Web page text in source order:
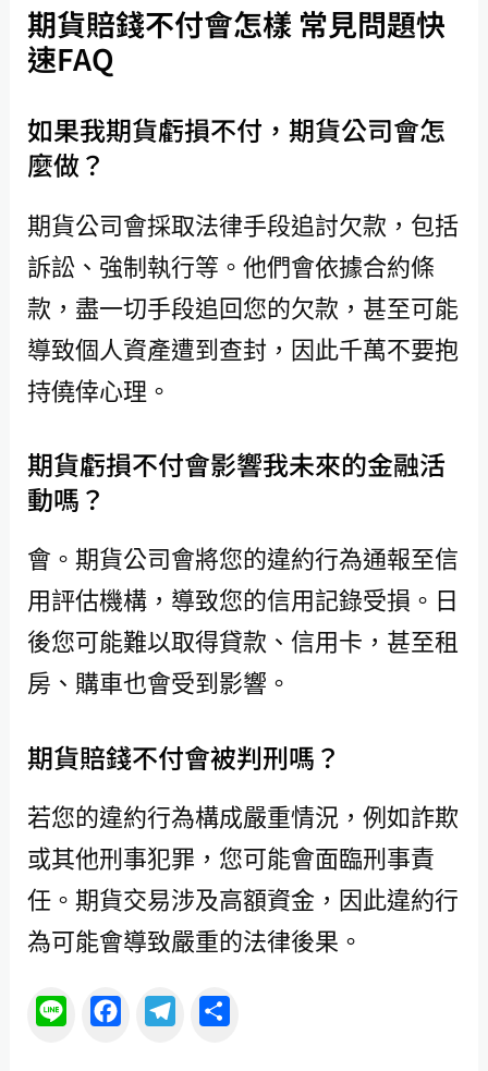
期貨賠錢不付會怎樣 常見問題快
速FAQ
如果我期貨虧損不付，期貨公司會怎
麼做？
期貨公司會採取法律手段追討欠款，包括
訴訟、強制執行等。他們會依據合約條
款，盡一切手段追回您的欠款，甚至可能
導致個人資產遭到查封，因此千萬不要抱
持僥倖心理。
期貨虧損不付會影響我未來的金融活
動嗎？
會。期貨公司會將您的違約行為通報至信
用評估機構，導致您的信用記錄受損。日
後您可能難以取得貸款、信用卡，甚至租
房、購車也會受到影響。
期貨賠錢不付會被判刑嗎？
若您的違約行為構成嚴重情況，例如詐欺
或其他刑事犯罪，您可能會面臨刑事責
任。期貨交易涉及高額資金，因此違約行
為可能會導致嚴重的法律後果。